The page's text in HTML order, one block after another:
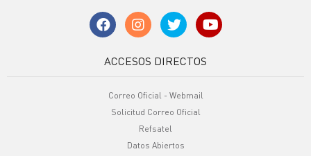
ACCESOS DIRECTOS
Correo Oficial - Webmail
Solicitud Correo Oficial
Refsatel
Datos Abiertos